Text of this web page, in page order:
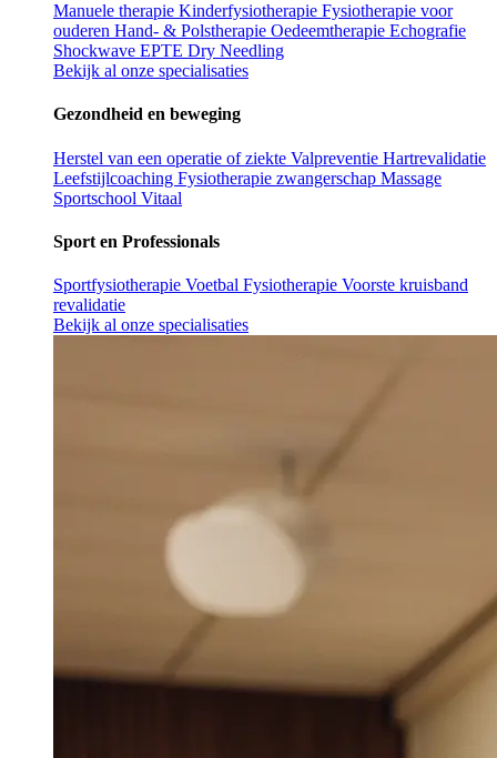
Manuele therapie Kinderfysiotherapie Fysiotherapie voor
ouderen Hand- & Polstherapie Oedeemtherapie Echografie
Shockwave EPTE Dry Needling
Bekijk al onze specialisaties
Gezondheid en beweging
Herstel van een operatie of ziekte Valpreventie Hartrevalidatie
Leefstijlcoaching Fysiotherapie zwangerschap Massage
Sportschool Vitaal
Sport en Professionals
Sportfysiotherapie Voetbal Fysiotherapie Voorste kruisband
revalidatie
Bekijk al onze specialisaties